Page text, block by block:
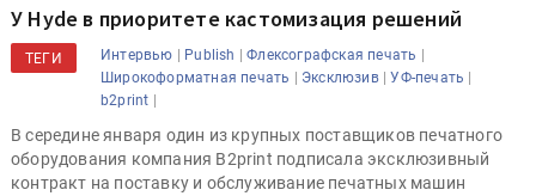
У Hyde в приоритете кастомизация решений
ТЕГИ Интервью | Publish |Флексографская печать |
Широкоформатная печать | Эксклюзив|УФ-печать |
b2print |
В середине января один из крупных поставщиков печатного
оборудования компания B2print подписала эксклюзивный
контракт на поставку и обслуживание печатных машин